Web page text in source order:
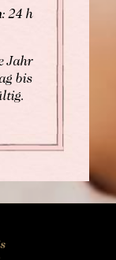
: 24 h
Jahr
bis